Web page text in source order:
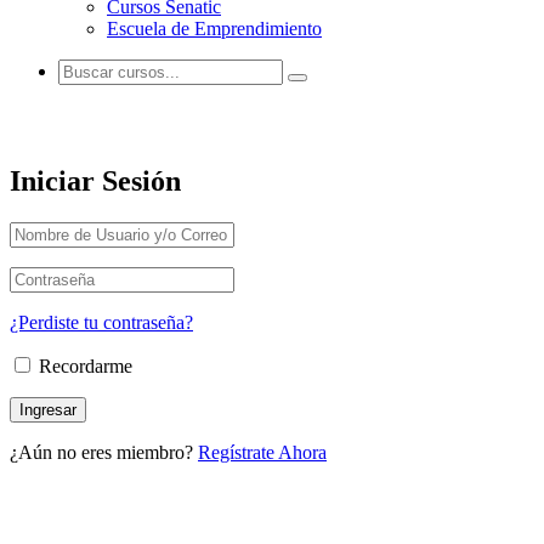
Cursos Senatic
Escuela de Emprendimiento
Iniciar Sesión
¿Perdiste tu contraseña?
Recordarme
¿Aún no eres miembro? Regístrate Ahora